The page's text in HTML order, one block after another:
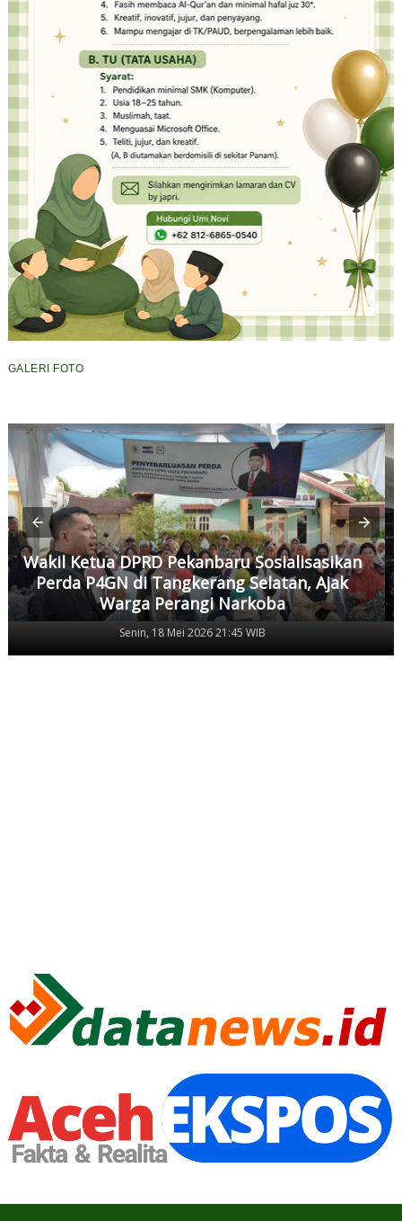
GALERI FOTO
Wakil Ketua DPRD Pekanbaru Sosialisasikan
Perda P4GN di Tangkerang Selatan, Ajak
Warga Perangi Narkoba
Senin, 18 Mei 2026 21:45 WIB